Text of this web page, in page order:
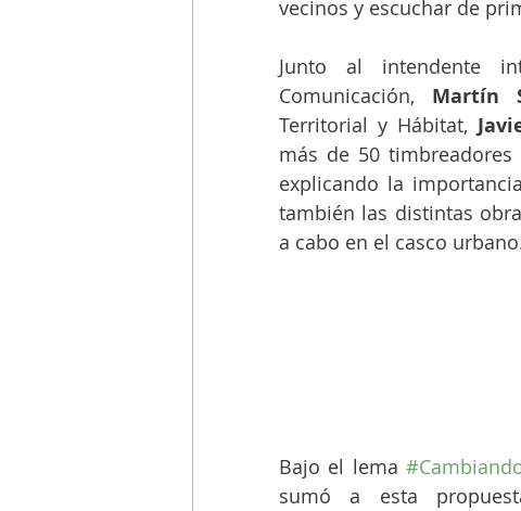
vecinos y escuchar de
Junto al intendente
Comunicación, Martín
Territorial y Hábitat,
más de 50
explicando la
también las distintas
a cabo en el casco
Bajo el lema
sumó a esta